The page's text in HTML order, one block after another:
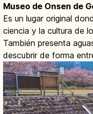
Museo de Onsen de
Es un lugar original
ciencia y la cultura de
También presenta
descubrir de forma